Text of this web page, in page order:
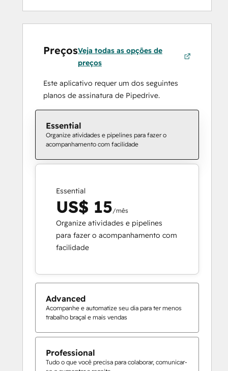
PreçosVeja todas as opções de
preços
Este aplicativo requer um dos seguintes
planos de assinatura de Pipedrive.
Essential
Organize atividades e pipelines para fazer o
acompanhamento com facilidade
Essential
US$ 15/mês
Organize atividades e pipelines
para fazer o acompanhamento com
facilidade
Advanced
Acompanhe e automatize seu dia para ter menos
trabalho braçal e mais vendas
Professional
Tudo o que você precisa para colaborar, comunicar-